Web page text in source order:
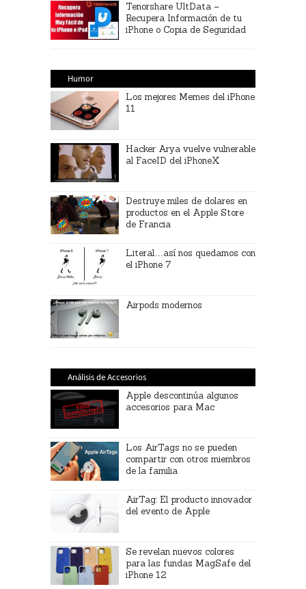
Tenorshare UltData –
Recupera Información de tu
iPhone o Copia de Seguridad
Humor
Los mejores Memes del iPhone
11
Hacker Arya vuelve vulnerable
al FaceID del iPhoneX
Destruye miles de dolares en
productos en el Apple Store
de Francia
Literal…así nos quedamos con
el iPhone 7
Airpods modernos
Análisis de Accesorios
Apple descontinúa algunos
accesorios para Mac
Los AirTags no se pueden
compartir con otros miembros
de la familia
AirTag: El producto innovador
del evento de Apple
Se revelan nuevos colores
para las fundas MagSafe del
iPhone 12